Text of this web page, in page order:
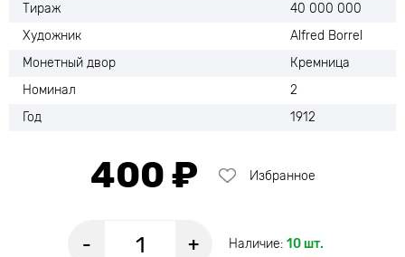
Тираж
40 000 000
Художник
Alfred Borrel
Монетный двор
Кремница
Номинал
2
Год
1912
400 ₽ Избранное
- + Наличие: 10 шт.